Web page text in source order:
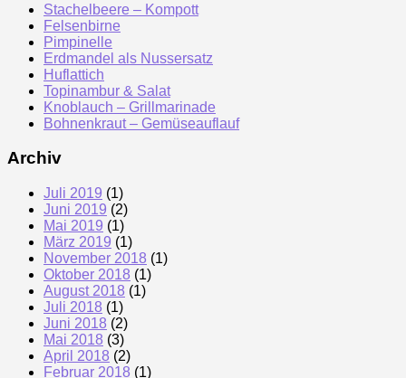
Stachelbeere – Kompott
Felsenbirne
Pimpinelle
Erdmandel als Nussersatz
Huflattich
Topinambur & Salat
Knoblauch – Grillmarinade
Bohnenkraut – Gemüseauflauf
Archiv
Juli 2019 (1)
Juni 2019 (2)
Mai 2019 (1)
März 2019 (1)
November 2018 (1)
Oktober 2018 (1)
August 2018 (1)
Juli 2018 (1)
Juni 2018 (2)
Mai 2018 (3)
April 2018 (2)
Februar 2018 (1)